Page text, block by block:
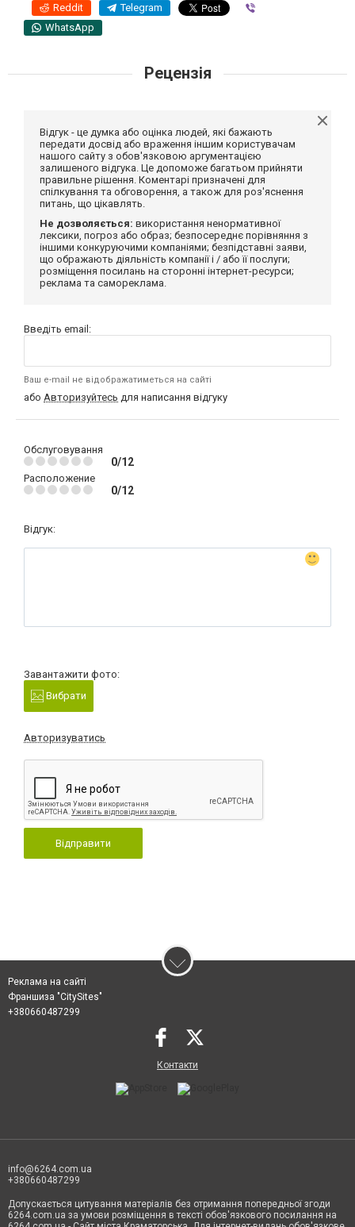
Reddit Telegram
WhatsApp
Рецензія
Відгук - це думка або оцінка людей, які бажають
передати досвід або враження іншим користувачам
нашого сайту з обов'язковою аргументацією
залишеного відгука. Це допоможе багатьом прийняти
правильне рішення. Коментарі призначені для
спілкування та обговорення, а також для роз'яснення
питань, що цікавлять.
Не дозволяється: використання ненормативної
лексики, погроз або образ; безпосереднє порівняння з
іншими конкуруючими компаніями; безпідставні заяви,
що ображають діяльність компанії і / або її послуги;
розміщення посилань на сторонні інтернет-ресурси;
реклама та самореклама.
Введіть email:
Ваш e-mail не відображатиметься на сайті
або Авторизуйтесь для написання відгуку
Обслуговування
0/12
Расположение
0/12
Відгук:
Завантажити фото:
Вибрати
Авторизуватись
Відправити
Реклама на сайті
Франшиза "CitySites"
+380660487299
Контакти
info@6264.com.ua
+380660487299
Допускається цитування матеріалів без отримання попередньої згоди
6264.com.ua за умови розміщення в тексті обов'язкового посилання на